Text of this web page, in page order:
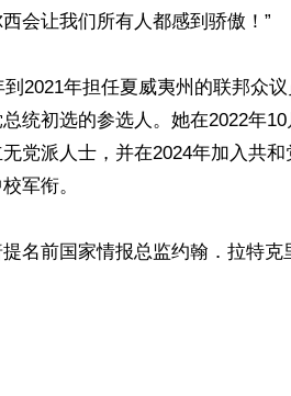
会让我们所有人都感到骄傲！”
到2021年担任夏威夷州的联邦众
统初选的参选人。她在2022年
党派人士，并在2024年加入共和
军衔。
名前国家情报总监约翰．拉特